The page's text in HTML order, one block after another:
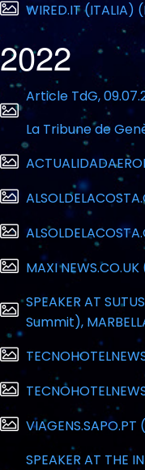
WIRED.IT (ITALIA)
2022
Article TdG,
La Tribune de
MAXI
SPEAKER AT
Summit),
VIAGENS.SAPO.PT
SPEAKER AT THE